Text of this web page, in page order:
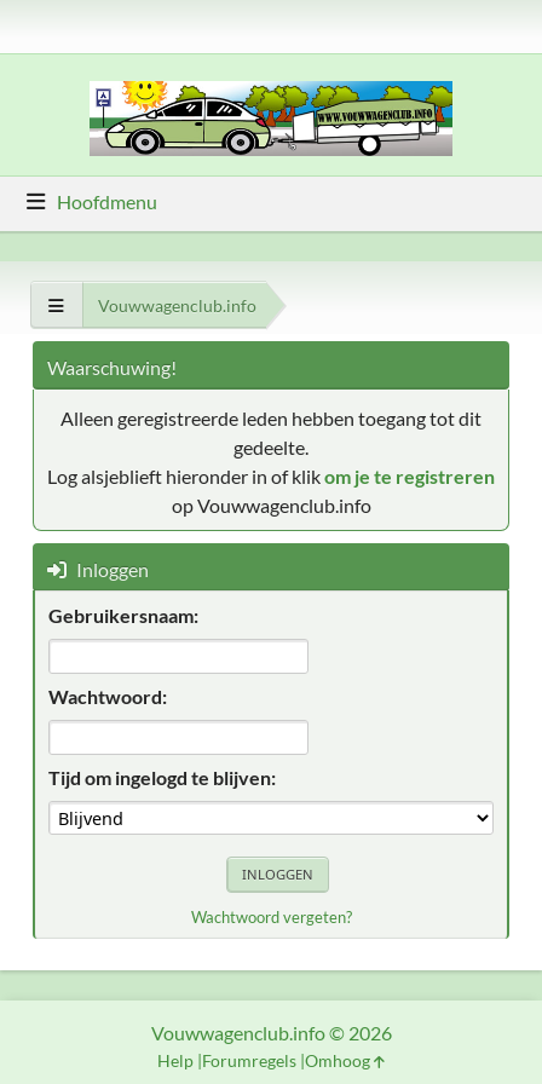
Hoofdmenu
Vouwwagenclub.info
Waarschuwing!
Alleen geregistreerde leden hebben toegang tot dit
gedeelte.
Log alsjeblieft hieronder in of klikom je te registreren
op Vouwwagenclub.info
Inloggen
Gebruikersnaam:
Wachtwoord:
Tijd om ingelogd te blijven:
Wachtwoord vergeten?
Vouwwagenclub.info © 2026
Help Forumregels Omhoog